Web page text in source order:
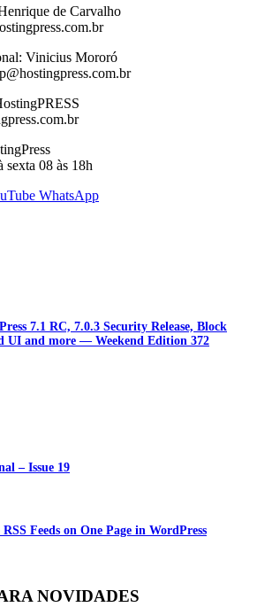
de Carvalho
Vinicius Mororó
sexta 08 às 18h
WhatsApp
7.1 RC, 7.0.3 Security Release, Block
UI and more — Weekend Edition 372
– Issue 19
Feeds on One Page in WordPress
NOVIDADES